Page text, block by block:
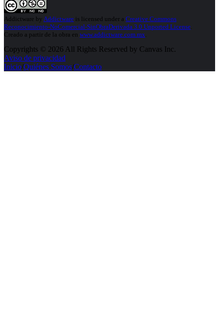
Addictware by Addictware is licensed under a Creative Commons
Reconocimiento-NoComercial-SinObraDerivada 3.0 Unported License.
Creado a partir de la obra en www.addictware.com.mx.
Copyrights © 2026 All Rights Reserved by Canvas Inc.
Aviso de privacidad
Inicio/Quiénes Somos/Contacto